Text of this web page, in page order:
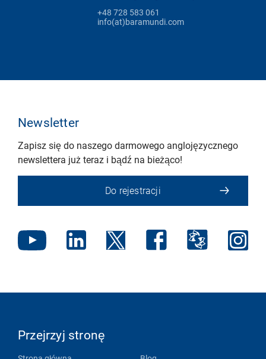
+48 728 583 061
info(at)baramundi.com
Newsletter
Zapisz się do naszego darmowego anglojęzycznego
newslettera już teraz i bądź na bieżąco!
Do rejestracji
Przejrzyj stronę